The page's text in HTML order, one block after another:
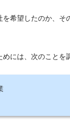
希望したのか、そ
には、次のことを